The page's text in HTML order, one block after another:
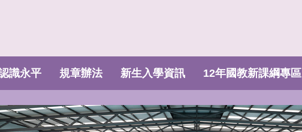
識永平 規章辦法 新生入學資訊 12年國教新課綱專區